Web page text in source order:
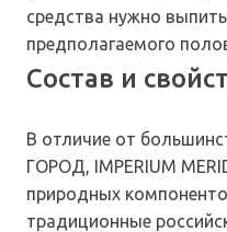
средства нужно
предполагаемого
Состав и
В отличие от
ГОРОД, IMPERIUM
природных
традиционные